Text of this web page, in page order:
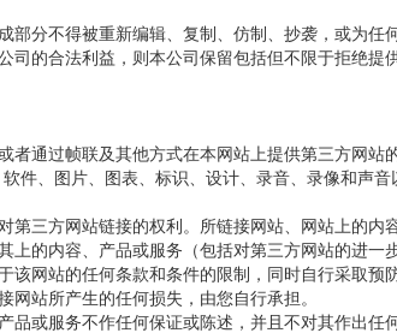
分不得被重新编辑、复制、仿制、抄袭，或为任
司的合法利益，则本公司保留包括但不限于拒绝提
通过帧联及其他方式在本网站上提供第三方网站
件、图片、图表、标识、设计、录音、录像和声音
三方网站链接的权利。所链接网站、网站上的内
的内容、产品或服务（包括对第三方网站的进一
该网站的任何条款和条件的限制，同时自行采取预
站所产生的任何损失，由您自行承担。
或服务不作任何保证或陈述，并且不对其作出任